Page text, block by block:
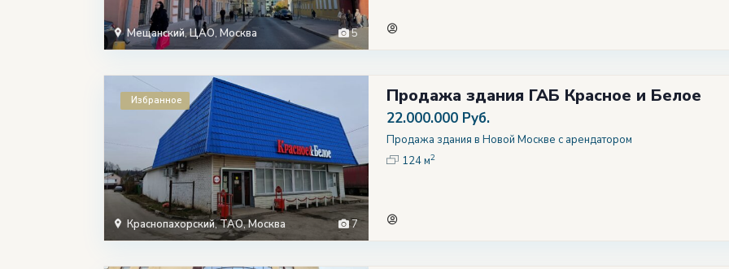
5
Мещанский,ЦАО, Москва
7
Краснопахорский,ТАО,Москва
Избранное Продажа здания ГАБ Красное и Белое
22.000.000 Руб.
Продажа здания в Новой Москве с арендатором
124 м2